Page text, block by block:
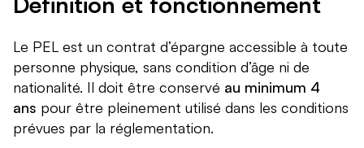
Le PEL est un contrat d’épargne accessible à toute
personne physique, sans condition d’âge ni de
nationalité. Il doit être conservé au minimum 4
ans pour être pleinement utilisé dans les conditions
prévues par la réglementation.